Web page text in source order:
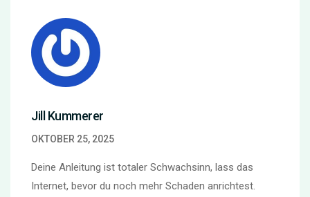
Jill Kummerer
OKTOBER 25, 2025
Deine Anleitung ist totaler Schwachsinn, lass das
Internet, bevor du noch mehr Schaden anrichtest.